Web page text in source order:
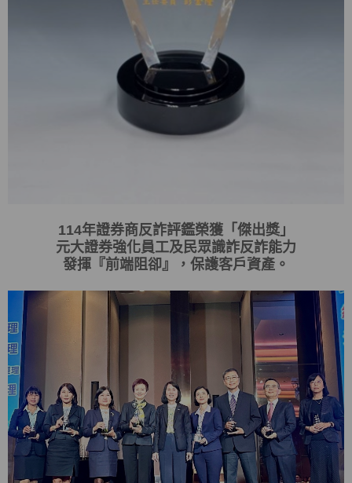
114年證券商反詐評鑑榮獲「傑出獎」
元大證券強化員工及民眾識詐反詐能力
發揮 『 前端阻卻』 ，保護客戶資產。